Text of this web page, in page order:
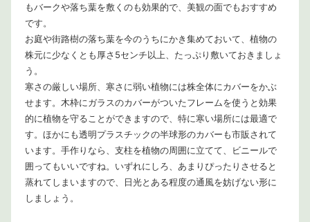
もバークや落ち葉を敷くのも効果的で、美観の面でもおすすめ
です。
お庭や街路樹の落ち葉を今のうちにかき集めておいて、植物の
株元に少なくとも厚さ5センチ以上、たっぷり敷いておきましょ
う。
寒さの厳しい場所、寒さに弱い植物には株全体にカバーをかぶ
せます。木枠にガラスのカバーがついたフレームを使うと効果
的に植物を守ることができますので、特に寒い場所には最適で
す。ほかにも透明プラスチックの半球形のカバーも市販されて
います。手作りなら、支柱を植物の周囲に立てて、ビニールで
囲ってもいいですね。いずれにしろ、あまりぴったりさせると
蒸れてしまいますので、日光とある程度の通風を妨げない形に
しましょう。